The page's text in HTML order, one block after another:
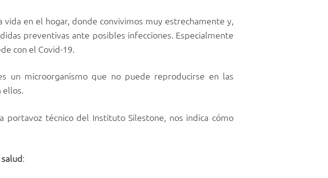
vida en el hogar, donde convivimos muy estrechamente y,
preventivas ante posibles infecciones. Especialmente
con el Covid-19.
un microorganismo que no puede reproducirse en las
ellos.
portavoz técnico del Instituto Silestone, nos indica cómo
: